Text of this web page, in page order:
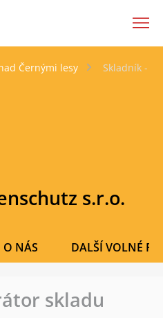
Černými lesy Skladník -
s.r.o.
O NÁS DALŠÍ VOLNÉ
skladu